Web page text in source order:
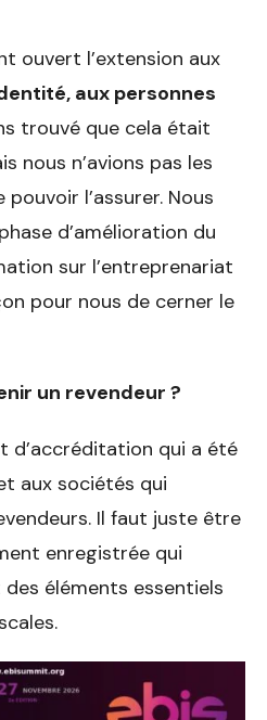
ouvert l’extension aux
aux personnes
trouvé que cela était
nous n’avions pas les
l’assurer. Nous
d’amélioration du
sur l’entreprenariat
pour nous de cerner le
un revendeur ?
d’accréditation qui a été
aux sociétés qui
Il faut juste être
enregistrée qui
des éléments essentiels